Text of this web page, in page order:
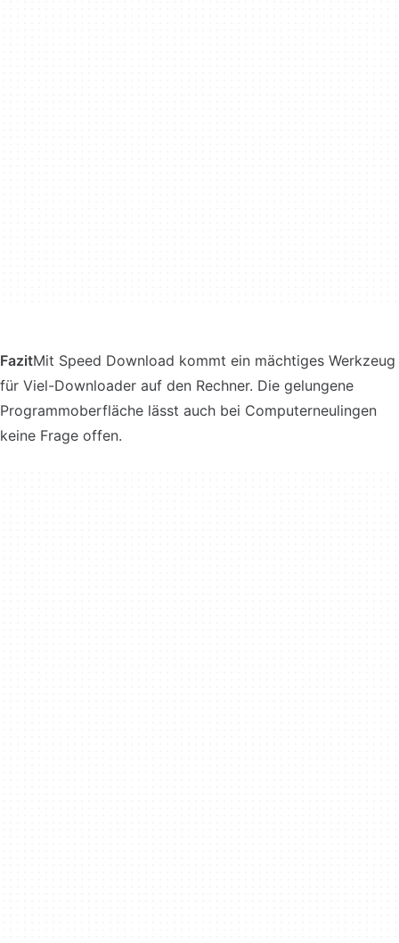
FazitMit Speed Download kommt ein mächtiges Werkzeug
für Viel-Downloader auf den Rechner. Die gelungene
Programmoberfläche lässt auch bei Computerneulingen
keine Frage offen.